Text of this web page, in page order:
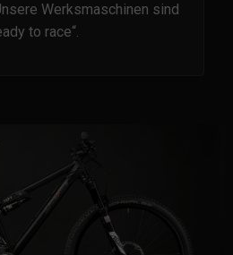
Werksmaschinen sind
to race“.